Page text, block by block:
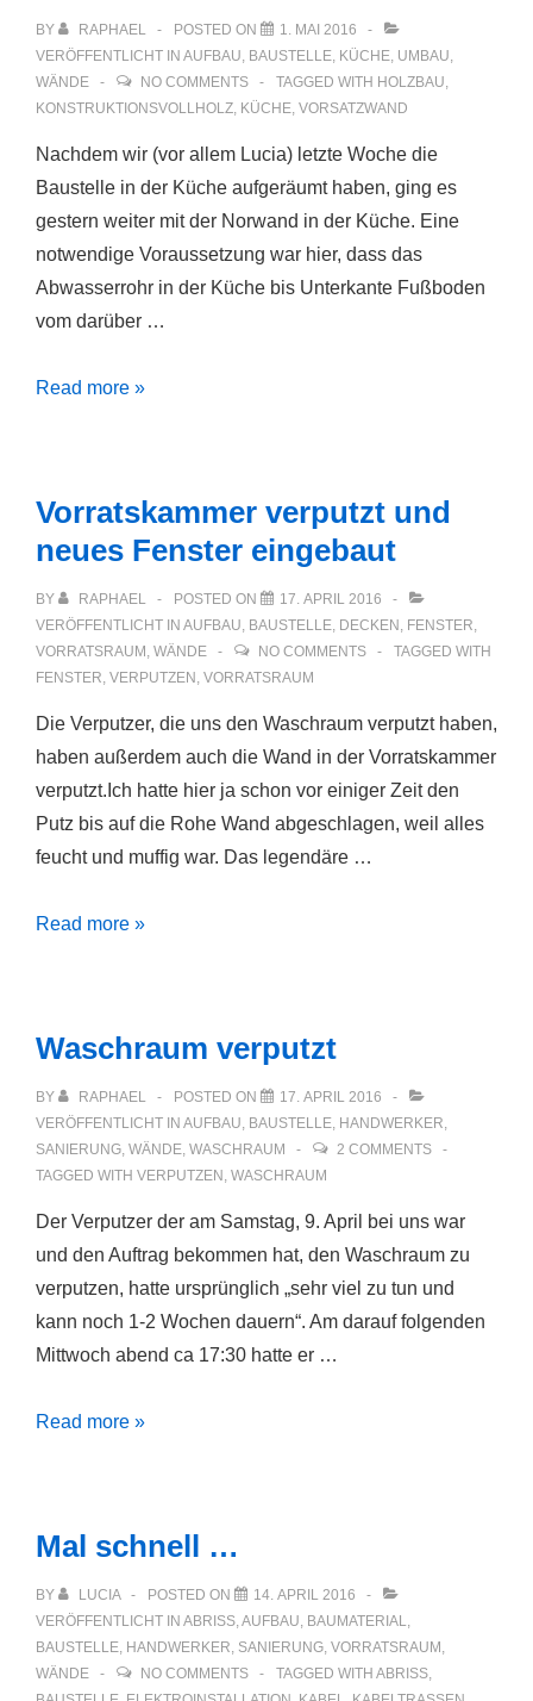
BY RAPHAEL POSTED ON
1. MAI 2016
VERÖFFENTLICHT IN AUFBAU, BAUSTELLE, KÜCHE, UMBAU,
WÄNDE
NO COMMENTS TAGGED WITH HOLZBAU,
KONSTRUKTIONSVOLLHOLZ, KÜCHE, VORSATZWAND
Nachdem wir (vor allem Lucia) letzte Woche die
Baustelle in der Küche aufgeräumt haben, ging es
gestern weiter mit der Norwand in der Küche. Eine
notwendige Voraussetzung war hier, dass das
Abwasserrohr in der Küche bis Unterkante Fußboden
vom darüber …
Nordwand
(Updates…)
Read more »
Vorratskammer verputzt und
neues Fenster eingebaut
BY RAPHAEL POSTED ON
17. APRIL 2016
VERÖFFENTLICHT IN AUFBAU, BAUSTELLE, DECKEN , FENSTER,
VORRATSRAUM , WÄNDE NO COMMENTS
TAGGED WITH
FENSTER, VERPUTZEN , VORRATSRAUM
Die Verputzer, die uns den Waschraum verputzt haben,
haben außerdem auch die Wand in der Vorratskammer
verputzt.Ich hatte hier ja schon vor einiger Zeit den
Putz bis auf die Rohe Wand abgeschlagen, weil alles
feucht und muffig war. Das legendäre …
Vorratskammer
Fenster
eingebaut
Read more »
Waschraum verputzt
BY RAPHAEL POSTED ON
17. APRIL 2016
VERÖFFENTLICHT IN AUFBAU, BAUSTELLE, HANDWERKER,
SANIERUNG, WÄNDE, WASCHRAUM
2 COMMENTS
TAGGED WITH VERPUTZEN , WASCHRAUM
Der Verputzer der am Samstag, 9. April bei uns war
und den Auftrag bekommen hat, den Waschraum zu
verputzen, hatte ursprünglich „sehr viel zu tun und
kann noch 1-2 Wochen dauern“. Am darauf folgenden
Mittwoch abend ca 17:30 hatte er …
Waschraum
Read more »
Mal schnell …
BY LUCIA POSTED ON
14. APRIL 2016
VERÖFFENTLICHT IN ABRISS,AUFBAU, BAUMATERIAL,
BAUSTELLE, HANDWERKER, SANIERUNG, VORRATSRAUM ,
WÄNDE
NO COMMENTS TAGGED WITH ABRISS,